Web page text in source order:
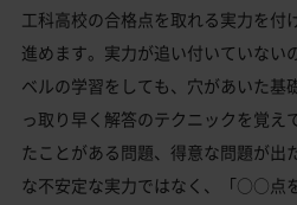
工科高校の合格点を取れる実力を付
進めます。実力が追い付いていない
ベルの学習をしても、穴があいた基
っ取り早く解答のテクニックを覚え
たことがある問題、得意な問題が出
な不安定な実力ではなく、「○○点